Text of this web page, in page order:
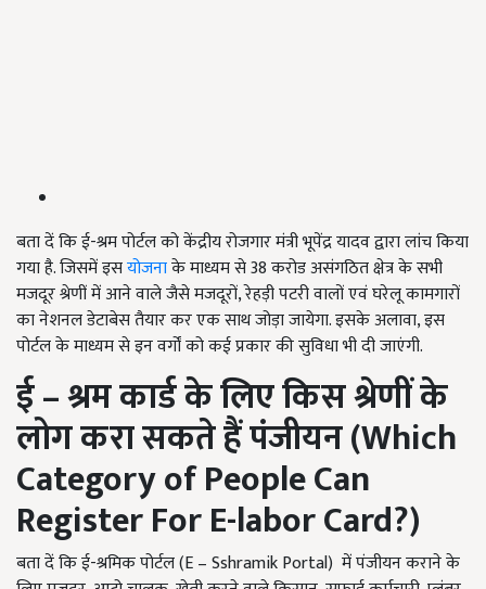
बता दें कि ई-श्रम पोर्टल को केंद्रीय रोजगार मंत्री भूपेंद्र यादव द्वारा लांच किया
गया है. जिसमें इसयोजनाके माध्यम से 38 करोड असंगठित क्षेत्र के सभी
मजदूर श्रेणीं में आने वाले जैसे मजदूरों, रेहड़ी पटरी वालों एवं घरेलू कामगारों
का नेशनल डेटाबेस तैयार कर एक साथ जोड़ा जायेगा. इसके अलावा, इस
पोर्टल के माध्यम से इन वर्गों को कई प्रकार की सुविधा भी दी जाएंगी.
ई –श्रम कार्ड के लिए किस श्रेणीं के
लोग करा सकते हैं पंजीयन (Which
Category of People Can
Register For E-labor Card?)
बता दें कि ई-श्रमिक पोर्टल (E – Sshramik Portal) में पंजीयन कराने के